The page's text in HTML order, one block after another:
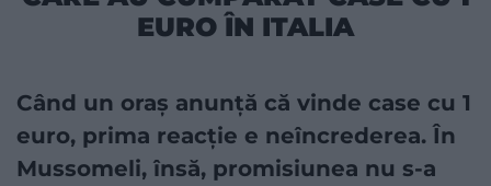
EURO ÎN ITALIA
Când un oraș anunță că vinde case cu 1
euro, prima reacție e neîncrederea. În
Mussomeli, însă, promisiunea nu s-a